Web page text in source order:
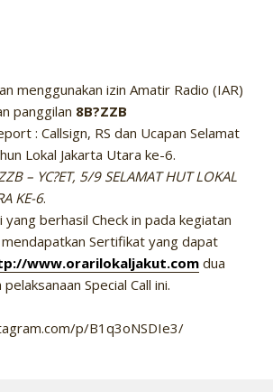
menggunakan izin Amatir Radio (IAR)
panggilan 8B?ZZB
: Callsign, RS dan Ucapan Selamat
Lokal Jakarta Utara ke-6.
– YC?ET, 5/9 SELAMAT HUT LOKAL
KE-6.
berhasil Check in pada kegiatan
mendapatkan Sertifikat yang dapat
www.orarilokaljakut.com dua
Special Call ini.
p/B1q3oNSDIe3/